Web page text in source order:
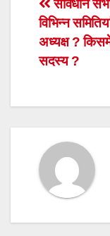
Post
संविधान
विभिन्न
अध्यक्ष ?
सदस्य ?